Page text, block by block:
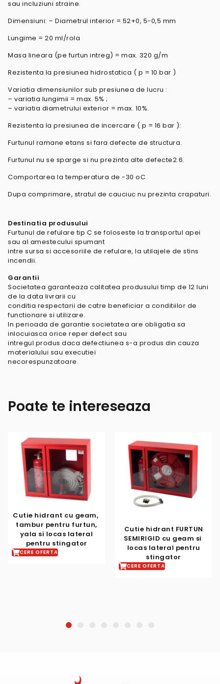
sau incluziuni straine.
Dimensiuni: – Diametrul interior = 52+0, 5-0,5 mm
Lungime = 20 ml/rola
Masa lineara (pe furtun intreg) = max. 320 g/m
Rezistenta la presiunea hidrostatica ( p = 10 bar )
Variatia dimensiunilor sub presiunea de lucru :
– variatia lungimii = max. 5% ;
– variatia diametrului exterior = max. 10%.
Rezistenta la presiunea de incercare ( p = 16 bar ):
Furtunul ramane etans si fara defecte de structura.
Furtunul nu se sparge si nu prezinta alte defecte2.6.
Comportarea la temperatura de -30 oC
Dupa comprimare, stratul de cauciuc nu prezinta crapaturi.
Destinatia produsului
Furtunul de refulare tip C se foloseste la transportul apei
sau al amestecului spumant
intre sursa si accesoriile de refulare, la utilajele de stins
incendii.
Garantii
Societatea garanteaza calitatea produsului timp de 12 luni
de la data livrarii cu
conditia respectarii de catre beneficiar a conditiilor de
functionare si utilizare.
In perioada de garantie societatea are obligatia sa
inlocuiasca orice reper defect sau
intregul produs daca defectiunea s-a produs din cauza
materialului sau executiei
necorespunzatoare.
Poate te intereseaza
geam,
furtun,
​lateral
Cutie hidrant ​FURTUN
SEMIRIGID cu geam si ​
locas lateral ​pentru
Cutie hidrant
SEMIRIGID
3